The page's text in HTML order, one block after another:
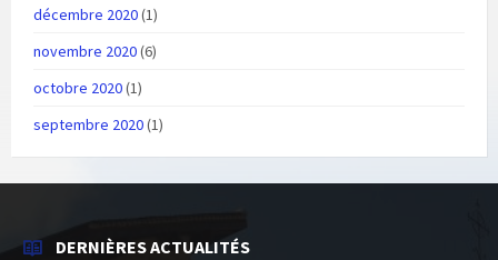
décembre 2020(1)
novembre 2020(6)
octobre 2020(1)
septembre 2020(1)
DERNIÈRES ACTUALITÉS